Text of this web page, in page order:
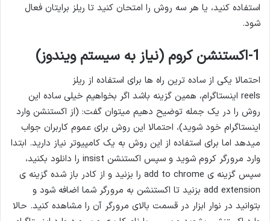
استفاده کنید، یا هر سه روش را امتحان کنید تا ریلز برایتان فعال
شود.
1-اکستنشن کروم (نیاز به سیستم ویندوز)
احتمالا یکی از ساده ترین راه ها برای استفاده از ریلز
reels اینستاگرام، همین گزینه باشد اگر بخواهیم خیلی ساده این
روش را در یک جمله توضیح دهیم میتوان گفت: (از اکستنشن وارد
اینستاگرام خود شوید)، احتمالا این روش برای عموم کاربران جواب
میدهد اما برای استفاده از این روش به یک کامپیوتر نیاز دارید. ابتدا
وارد مرورگر کروم شوید و سپس اکستنشن insist را دانلود بکنید،
سپس گزینه ی add to chrome را بزنید و از کادر باز شده گزینه ی
add extension بزنید تا اکستنشن به مرورگر شما اضافه شود و
بتوانید در نوار ابزار در قسمت بالای مرورگر آن را مشاهده کنید. حالا